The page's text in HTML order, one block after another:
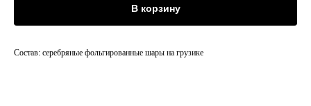
В корзину
Состав: серебряные фольгированные шары на грузике